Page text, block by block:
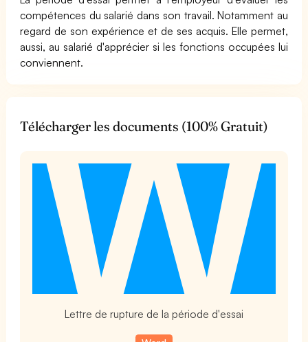
compétences du salarié dans son travail. Notamment au
regard de son expérience et de ses acquis. Elle permet,
aussi, au salarié d'apprécier si les fonctions occupées lui
conviennent.
Télécharger les documents (100% Gratuit)
Lettre de rupture de la période d'essai